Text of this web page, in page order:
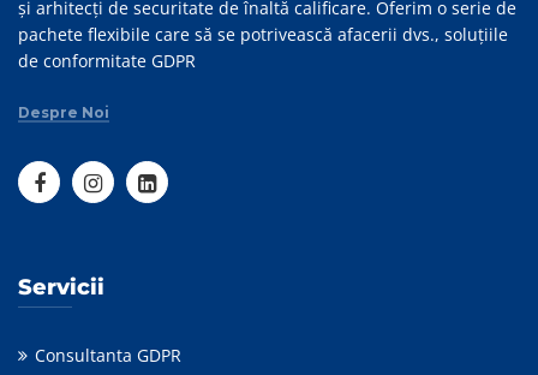
și arhitecți de securitate de înaltă calificare. Oferim o serie de
pachete flexibile care să se potrivească afacerii dvs., soluțiile
de conformitate GDPR
Despre Noi
Servicii
Consultanta GDPR